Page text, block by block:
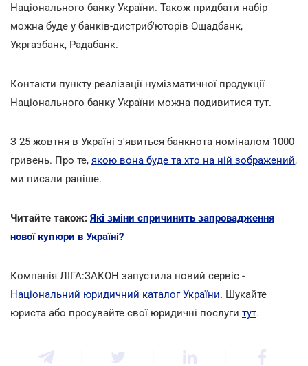
Національного банку України. Також придбати набір
можна буде у банків-дистриб'юторів Ощадбанк,
Укргазбанк, Радабанк.
Контакти пункту реалізації нумізматичної продукції
Національного банку України можна подивитися тут.
З 25 жовтня в Україні з'явиться банкнота номіналом 1000
гривень. Про те, якою вона буде та хто на ній зображений,
ми писали раніше.
Читайте також: Які зміни спричинить запровадження
нової купюри в Україні?
Компанія ЛІГА:ЗАКОН запустила новий сервіс -
Національний юридичний каталог України. Шукайте
юриста або просувайте свої юридичні послуги тут.